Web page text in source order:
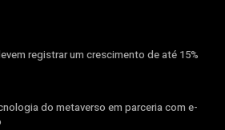
registrar um crescimento de até 15%
do metaverso em parceria com e-